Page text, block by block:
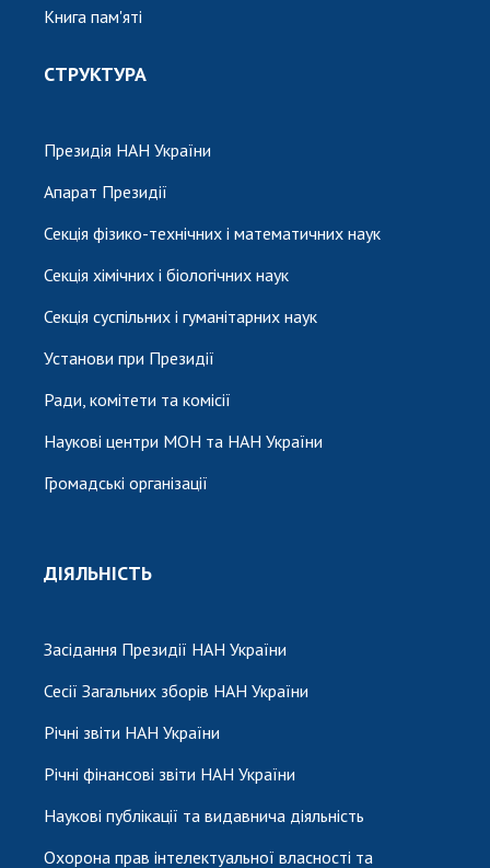
Книга пам'яті
СТРУКТУРА
Президія НАН України
Апарат Президії
Секція фізико-технічних і математичних наук
Секція хімічних і біологічних наук
Секція суспільних і гуманітарних наук
Установи при Президії
Ради, комітети та комісії
Наукові центри МОН та НАН України
Громадські організації
ДІЯЛЬНІСТЬ
Засідання Президії НАН України
Сесії Загальних зборів НАН України
Річні звіти НАН України
Річні фінансові звіти НАН України
Наукові публікації та видавнича діяльність
Охорона прав інтелектуальної власності та